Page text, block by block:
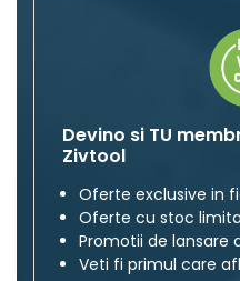
Devino si TU
Zivtool
Oferte exclusive in
Oferte cu stoc
Promotii de lansare
Veti fi primul care